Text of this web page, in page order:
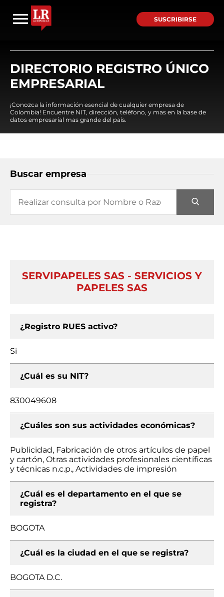
SUSCRIBIRSE
DIRECTORIO REGISTRO ÚNICO
EMPRESARIAL
¡Conozca la información esencial de cualquier empresa de
Colombia! Encuentre NIT, dirección, teléfono, y mas en la base de
datos empresarial mas grande del país.
Buscar empresa
SERVIPAPELES SAS - SERVICIOS Y
PAPELES SAS
¿Registro RUES activo?
Si
¿Cuál es su NIT?
830049608
¿Cuáles son sus actividades económicas?
Publicidad, Fabricación de otros artículos de papel
y cartón, Otras actividades profesionales científicas
y técnicas n.c.p., Actividades de impresión
¿Cuál es el departamento en el que se
registra?
BOGOTA
¿Cuál es la ciudad en el que se registra?
BOGOTA D.C.